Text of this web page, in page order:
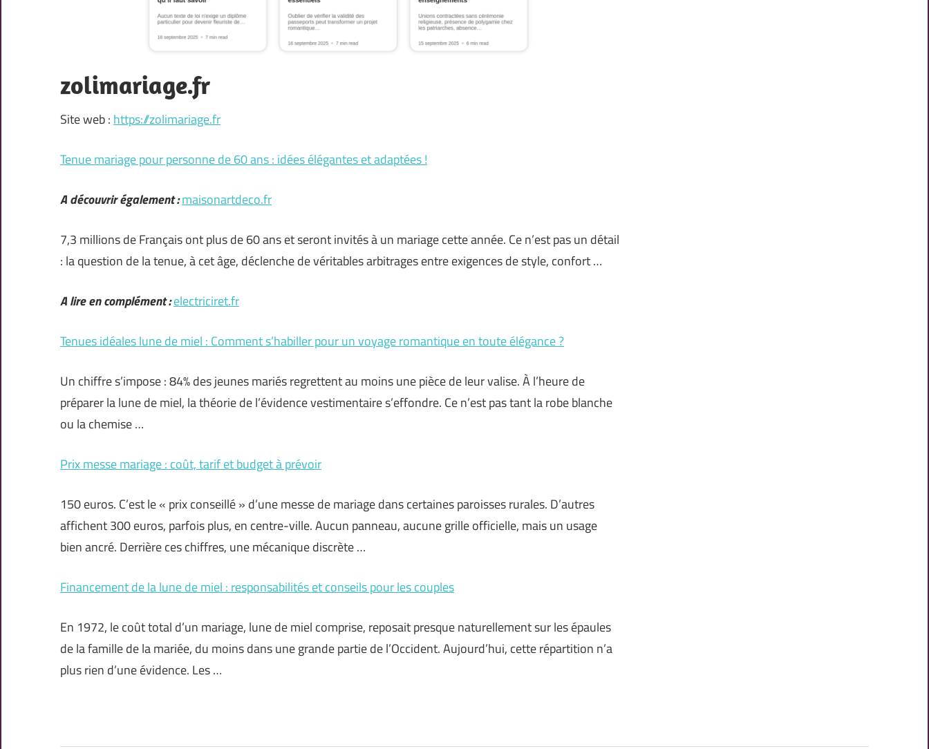
zolimariage.fr
Site web : https://zolimariage.fr
Tenue mariage pour personne de 60 ans : idées élégantes et adaptées !
A découvrir également :maisonartdeco.fr
7,3 millions de Français ont plus de 60 ans et seront invités à un mariage cette année. Ce n’est pas un détail
: la question de la tenue, à cet âge, déclenche de véritables arbitrages entre exigences de style, confort …
A lire en complément :electriciret.fr
Tenues idéales lune de miel : Comment s’habiller pour un voyage romantique en toute élégance ?
Un chiffre s’impose : 84% des jeunes mariés regrettent au moins une pièce de leur valise. À l’heure de
préparer la lune de miel, la théorie de l’évidence vestimentaire s’effondre. Ce n’est pas tant la robe blanche
ou la chemise …
Prix messe mariage : coût, tarif et budget à prévoir
150 euros. C’est le « prix conseillé » d’une messe de mariage dans certaines paroisses rurales. D’autres
affichent 300 euros, parfois plus, en centre-ville. Aucun panneau, aucune grille officielle, mais un usage
bien ancré. Derrière ces chiffres, une mécanique discrète …
Financement de la lune de miel : responsabilités et conseils pour les couples
En 1972, le coût total d’un mariage, lune de miel comprise, reposait presque naturellement sur les épaules
de la famille de la mariée, du moins dans une grande partie de l’Occident. Aujourd’hui, cette répartition n’a
plus rien d’une évidence. Les …